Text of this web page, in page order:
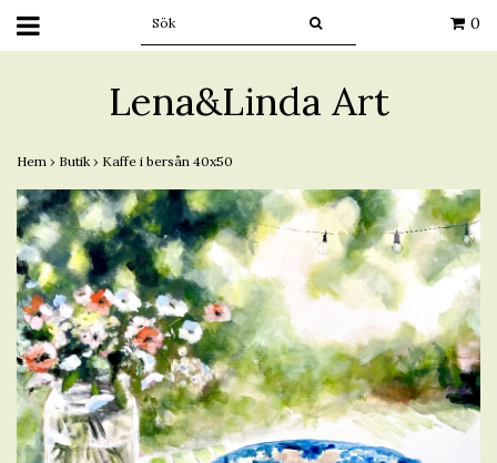
0
Lena&Linda Art
Hem › Butik › Kaffe i bersån 40x50